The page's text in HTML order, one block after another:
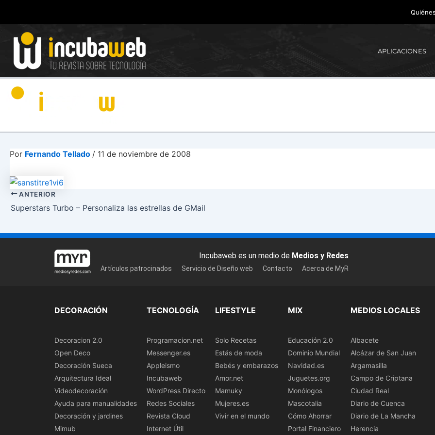
contenido
APLICACIONES
Por Fernando Tellado / 11 de noviembre de 2008
ANTERIOR
Superstars Turbo – Personaliza las estrellas de GMail
Incubaweb es un medio de Medios y Redes
Artículos patrocinados Servicio de Diseño web Contacto Acerca de MyR
DECORACIÓN
Decoracion 2.0
Open Deco
Decoración Sueca
Arquitectura Ideal
Videodecoración
Ayuda para manualidades
Decoración y jardines
Mimub
TECNOLOGÍA
Programacion.net
Messenger.es
Appleismo
Incubaweb
WordPress Directo
Redes Sociales
Revista Cloud
Internet Útil
LIFESTYLE
Solo Recetas
Estás de moda
Bebés y embarazos
Amor.net
Mamuky
Mujeres.es
Vivir en el mundo
MIX
Educación 2.0
Dominio Mundial
Navidad.es
Juguetes.org
Monólogos
Mascotalia
Cómo Ahorrar
Portal Financiero
MEDIOS LOCALES
Albacete
Alcázar de San Juan
Argamasilla
Campo de Criptana
Ciudad Real
Diario de Cuenca
Diario de La Mancha
Herencia